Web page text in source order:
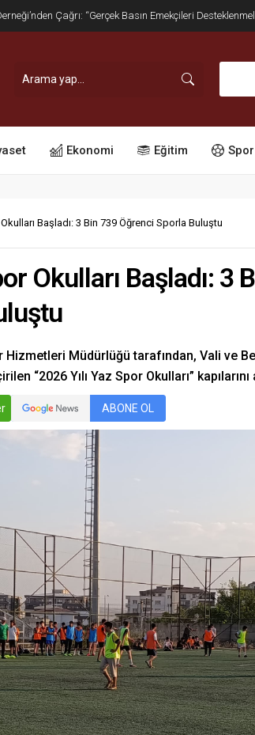
Yol ve Kaldırım İşgaline Geçit Yok!
Ekonomi Eğitim Spor
Başladı: 3 Bin 739 Öğrenci Sporla Buluştu
Okulları Başladı: 3
Müdürlüğü tarafından, Vali ve
“2026 Yılı Yaz Spor Okulları” kapılarını
ABONE OL